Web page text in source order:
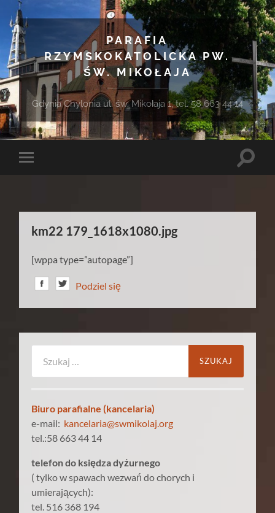
PARAFIA
RZYMSKOKATOLICKA PW.
ŚW. MIKOŁAJA
Gdynia Chylonia ul. św. Mikołaja 1, tel. 58 663 44 14
Toggle
Toggle
km22 179_1618x1080.jpg
[wppa type=”autopage”]
Podziel się
Biuro parafialne (kancelaria)
e-mail: kancelaria@swmikolaj.org
tel.:58 663 44 14
telefon do księdza dyżurnego
( tylko w spawach wezwań do chorych i
umierających):
tel. 516 368 194